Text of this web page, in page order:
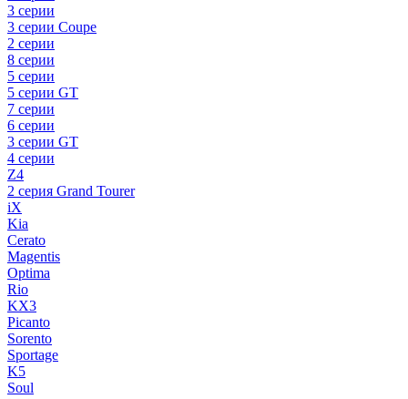
3 серии
3 серии Coupe
2 серии
8 серии
5 серии
5 серии GT
7 серии
6 серии
3 серии GT
4 серии
Z4
2 серия Grand Tourer
iX
Kia
Cerato
Magentis
Optima
Rio
KX3
Picanto
Sorento
Sportage
K5
Soul